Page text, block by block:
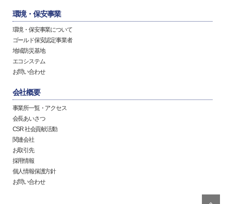
環境・保安事業
環境・保安事業について
ゴールド保安認定事業者
地域防災基地
エコシステム
お問い合わせ
会社概要
事業所一覧・アクセス
会長あいさつ
CSR 社会貢献活動
関連会社
お取引先
採用情報
個人情報保護方針
お問い合わせ